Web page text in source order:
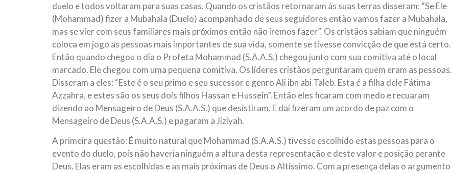
duelo e todos voltaram para suas casas. Quando os cristãos retornaram às suas terras disseram: “Se Ele
(Mohammad) fizer a Mubahala (Duelo) acompanhado de seus seguidores então vamos fazer a Mubahala,
mas se vier com seus familiares mais próximos então não iremos fazer”. Os cristãos sabiam que ninguém
coloca em jogo as pessoas mais importantes de sua vida, somente se tivesse convicção de que está certo.
Então quando chegou o dia o Profeta Mohammad (S.A.A.S.) chegou junto com sua comitiva até o local
marcado. Ele chegou com uma pequena comitiva. Os líderes cristãos perguntaram quem eram as pessoas.
Disseram a eles: “Este é o seu primo e seu sucessor e genro Ali ibn abi Taleb. Esta é a filha dele Fátima
Azzahra, e estes são os seus dois filhos Hassan e Hussein”. Então eles ficaram com medo e recuaram
dizendo ao Mensageiro de Deus (S.A.A.S.) que desistiram. E daí fizeram um acordo de paz com o
Mensageiro de Deus (S.A.A.S.) e pagaram a Jiziyah.
A primeira questão: É muito natural que Mohammad (S.A.A.S.) tivesse escolhido estas pessoas para o
evento do duelo, pois não haveria ninguém a altura desta representação e deste valor e posição perante
Deus. Elas eram as escolhidas e as mais próximas de Deus o Altíssimo. Com a presença delas o argumento